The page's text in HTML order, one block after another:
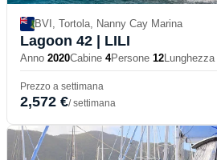
BVI, Tortola, Nanny Cay Marina
Lagoon 42 | LILI
Anno 2020Cabine 4Persone 12Lunghezza
Prezzo a settimana
2,572 €/ settimana